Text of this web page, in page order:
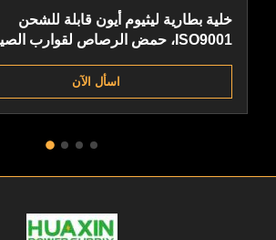
خلية بطارية ليثيوم أيون قابلة للشحن
ISO9001، حمض الرصاص لقوارب الصيد
اسأل الآن